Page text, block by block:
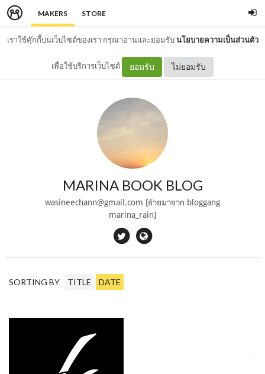
MAKERS STORE
เราใช้คุ๊กกี้บนเว็บไซต์ของเรา กรุณาอ่านและยอมรับนโยบายความเป็นส่วนตัว
เพื่อใช้บริการเว็บไซต์ ยอมรับ ไม่ยอมรับ
MARINA BOOK BLOG
wasineechann@gmail.com [ย้ายมาจาก bloggang
marina_rain]
SORTING BY TITLE DATE